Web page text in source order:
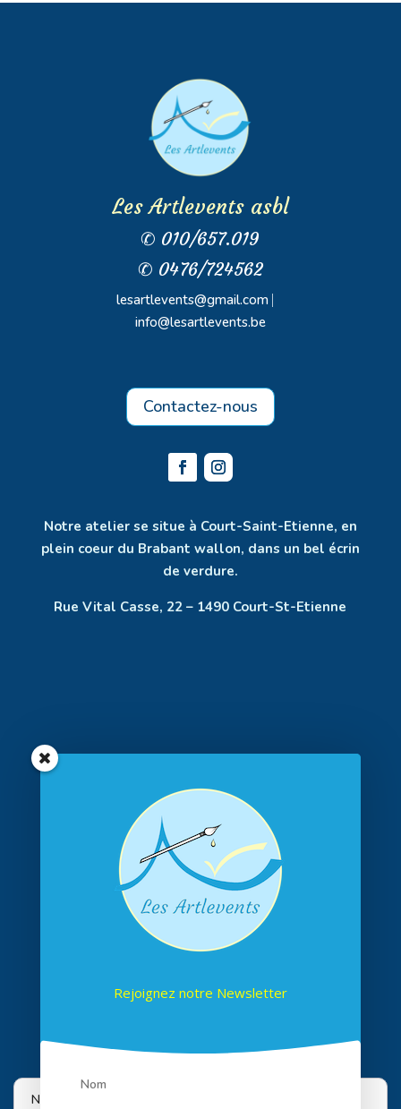
Les Artlevents asbl
✆ 010/657.019
✆ 0476/724562
lesartlevents@gmail.com ⎸
info@lesartlevents.be
Contactez-nous
Notre atelier se situe à Court-Saint-Etienne, en
plein coeur du Brabant wallon, dans un bel écrin
de verdure.
Rue Vital Casse, 22 – 1490 Court-St-Etienne
Suivez-nous sur les réseaux
Rejoignez notre Newsletter
Nous utilisons des cookies pour vous offrir la meilleure